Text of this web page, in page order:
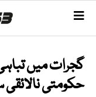
گجرات میں
حکومتی نالائقی